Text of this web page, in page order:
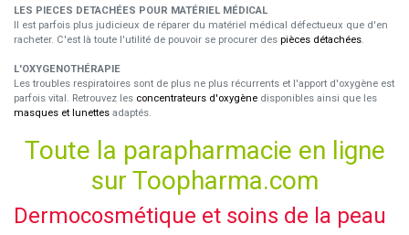
LES PIECES DETACHÉES POUR MATÉRIEL MÉDICAL
Il est parfois plus judicieux de réparer du matériel médical défectueux que d'en
racheter. C'est là toute l'utilité de pouvoir se procurer des pièces détachées.
L'OXYGENOTHÉRAPIE
Les troubles respiratoires sont de plus ne plus récurrents et l'apport d'oxygène est
parfois vital. Retrouvez les concentrateurs d'oxygène disponibles ainsi que les
masques et lunettes adaptés.
Toute la parapharmacie en ligne
sur Toopharma.com
Dermocosmétique et soins de la peau